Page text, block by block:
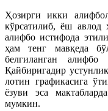
Ҳозирги икки
кўрсатилиб, ёш авлод
алифбо истифода
ҳам тенг мавқеда
белгиланган
Қайбиригадир
лотин графикасига
ёзуви эса
мумкин.